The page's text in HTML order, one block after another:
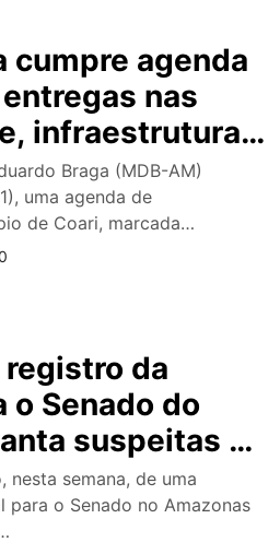
cumpre agenda
nas
infraestrutura
Braga (MDB-AM)
uma agenda de
de Coari, marcada…
da
Senado do
suspeitas e
do TSE
nesta semana, de uma
para o Senado no Amazonas